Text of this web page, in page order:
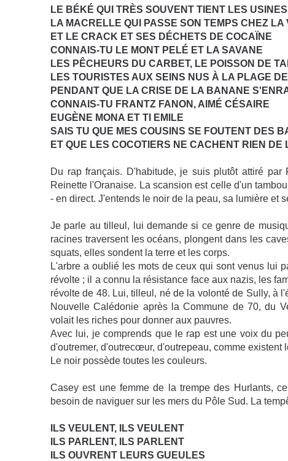
LE BÉKÉ QUI TRÈS SOUVENT TIENT LES USINES
LA MACRELLE QUI PASSE SON TEMPS CHEZ LA
ET LE CRACK ET SES DÉCHETS DE COCAÏNE
CONNAIS-TU LE MONT PELÉ ET LA SAVANE
LES PÊCHEURS DU CARBET, LE POISSON DE
LES TOURISTES AUX SEINS NUS À LA PLAGE
PENDANT QUE LA CRISE DE LA BANANE
CONNAIS-TU FRANTZ FANON, AIMÉ CÉSAIRE
EUGÈNE MONA ET TI EMILE
SAIS TU QUE MES COUSINS SE FOUTENT DES
ET QUE LES COCOTIERS NE CACHENT RIEN DE
Du rap français. D'habitude, je suis plutôt attiré
Reinette l'Oranaise. La scansion est celle d'un
- en direct. J'entends le noir de la peau, sa lumière et
Je parle au tilleul, lui demande si ce genre de
racines traversent les océans, plongent dans les
squats, elles sondent la terre et les corps.
L'arbre a oublié les mots de ceux qui sont venus lui
révolte ; il a connu la résistance face aux nazis, les
révolte de 48. Lui, tilleul, né de la volonté de Sully, à
Nouvelle Calédonie après la Commune de 70, du
volait les riches pour donner aux pauvres.
Avec lui, je comprends que le rap est une voix du
d'outremer, d'outrecœur, d'outrepeau, comme existent
Le noir possède toutes les couleurs.
Casey est une femme de la trempe des Hurlants,
besoin de naviguer sur les mers du Pôle Sud. La
ILS VEULENT, ILS VEULENT
ILS PARLENT, ILS PARLENT
ILS OUVRENT LEURS GUEULES